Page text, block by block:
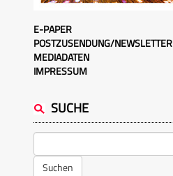
E-PAPER
POSTZUSENDUNG/NEWSLETTER
MEDIADATEN
IMPRESSUM
SUCHE
Suchen